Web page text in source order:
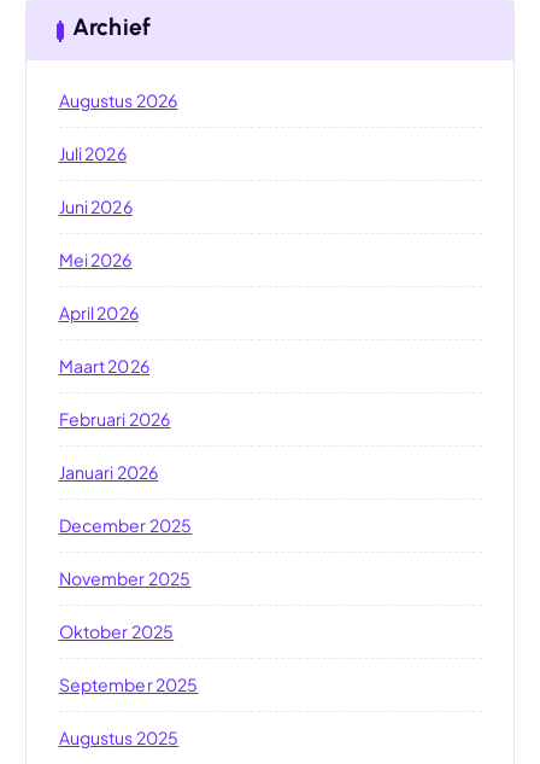
Archief
Augustus 2026
Juli 2026
Juni 2026
Mei 2026
April 2026
Maart 2026
Februari 2026
Januari 2026
December 2025
November 2025
Oktober 2025
September 2025
Augustus 2025